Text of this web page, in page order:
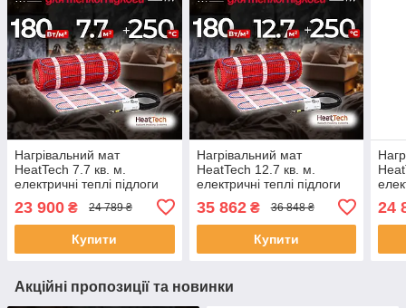
Нагрівальний мат
HeatTech 7.7 кв. м.
електричні теплі підлоги
23 900 ₴ 24 789 ₴
Купити
Нагрівальний мат
HeatTech 12.7 кв. м.
електричні теплі підлоги
35 862₴ 36 848 ₴
Купити
24
Акційні пропозиції та новинки